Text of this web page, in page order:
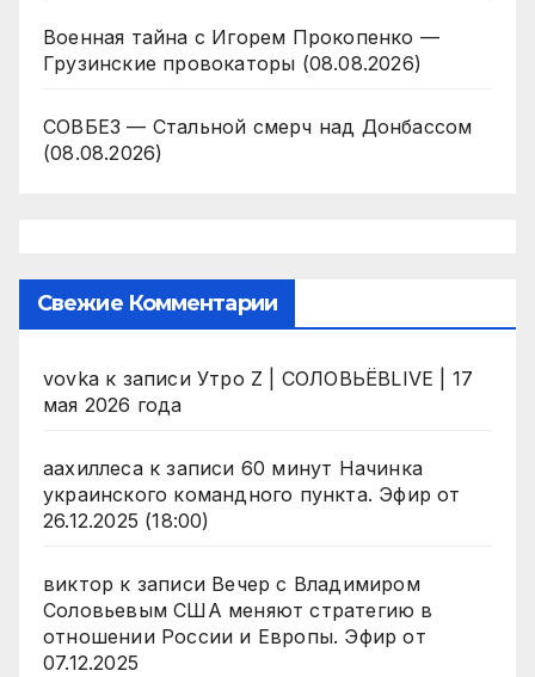
Военная тайна с Игорем Прокопенко —
Грузинские провокаторы (08.08.2026)
СОВБЕЗ — Стальной смерч над Донбассом
(08.08.2026)
Свежие Комментарии
vovka к записи Утро Z | СОЛОВЬЁВLIVE | 17
мая 2026 года
аахиллесак записи 60 минут Начинка
украинского командного пункта. Эфир от
26.12.2025 (18:00)
виктор к записи Вечер с Владимиром
Соловьевым США меняют стратегию в
отношении России и Европы. Эфир от
07.12.2025